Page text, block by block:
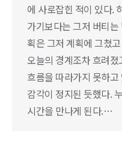
에 사로잡힌 적이 있다.
가기보다는 그저 버티
획은 그저 계획에 그쳤
오늘의 경계조차 흐려
흐름을 따라가지 못하
감각이 정지된 듯했다.
시간을 만나게 된다.…